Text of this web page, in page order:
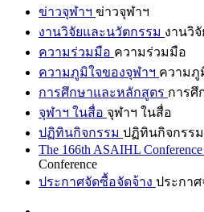
ข่าวจุฬาฯ ข่าวจุฬาฯ
งานวิจัยและนวัตกรรม งานวิ
ความร่วมมือ ความร่วมมือ
ความภูมิใจของจุฬาฯ ความภู
การศึกษาและหลักสูตร การศึ
จุฬาฯ ในสื่อ จุฬาฯ ในสื่อ
ปฏิทินกิจกรรม ปฏิทินกิจกรรม
The 166th ASAIHL Conference
Conference
ประกาศจัดซื้อจัดจ้าง ประกา